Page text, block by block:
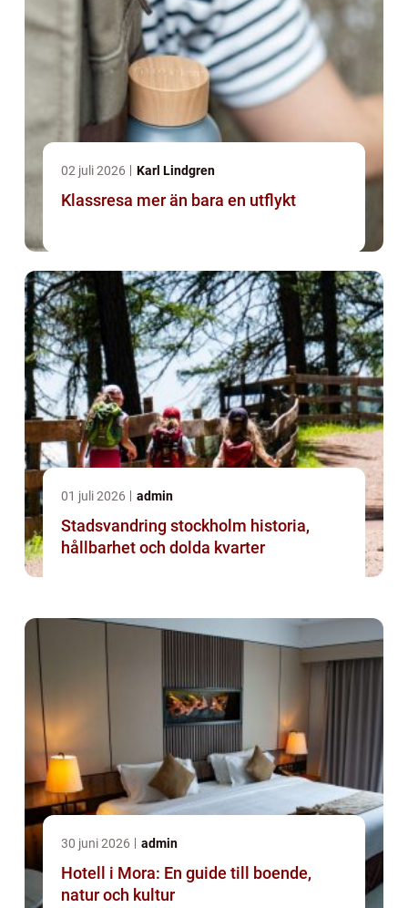
02 juli 2026 Karl Lindgren
Klassresa mer än bara en utflykt
01 juli 2026 admin
Stadsvandring stockholm historia,
hållbarhet och dolda kvarter
30 juni 2026 admin
Hotell i Mora: En guide till boende,
natur och kultur